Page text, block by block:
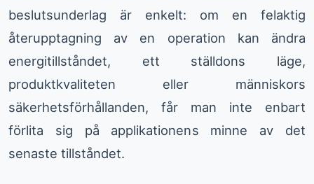
beslutsunderlag är enkelt: om en felaktig
återupptagning av en operation kan ändra
energitillståndet, ett ställdons läge,
produktkvaliteten eller människors
säkerhetsförhållanden, får man inte enbart
förlita sig på applikationens minne av det
senaste tillståndet.